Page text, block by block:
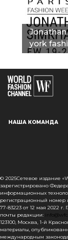
Наш сайт
пользователям,
информацию,
сайта, вы
файлов cookie в
в отношении
с тем, чтобы мы
то вы должны
настройки
Jonathan
york
НАША КОМАНДА
© 2025Сетевое издание
зарегистрировано
информационных
регистрационный номер
77-83223 от 12 мая 2022
почты редакции:
123100, Москва, 1-й
материалы,
международным